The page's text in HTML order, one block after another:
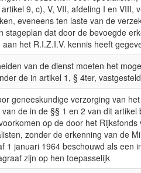
9, c), V, VII, afdeling I en
eveneens ten laste van de
stageplan dat door de bevoegde
aan het R.I.Z.I.V. kennis heeft
van de dienst moeten het
de in artikel 1, § 4ter,
geneeskundige verzorging van
de in de §§ 1 en 2 van dit
op de door het
zonder de erkenning van de
1 januari 1964 beschouwd als een
zijn op hen toepasselijk